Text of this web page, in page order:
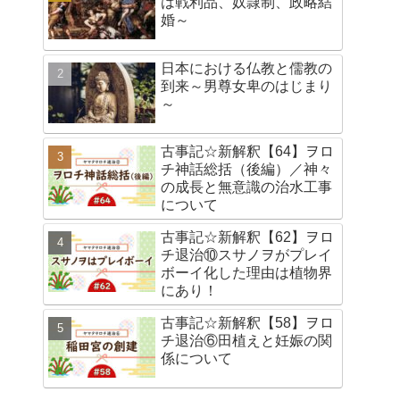
婚～
日本における仏教と儒教の
到来～男尊女卑のはじまり
～
古事記☆新解釈【64】ヲロ
チ神話総括（後編）／神々
の成長と無意識の治水工事
について
古事記☆新解釈【62】ヲロ
チ退治⑩スサノヲがプレイ
ボーイ化した理由は植物界
にあり！
古事記☆新解釈【58】ヲロ
チ退治⑥田植えと妊娠の関
係について